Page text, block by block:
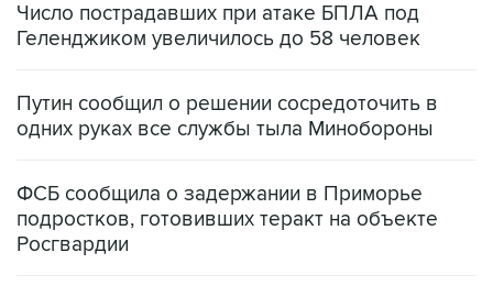
Число пострадавших при атаке БПЛА под
Геленджиком увеличилось до 58 человек
Путин сообщил о решении сосредоточить в
одних руках все службы тыла Минобороны
ФСБ сообщила о задержании в Приморье
подростков, готовивших теракт на объекте
Росгвардии